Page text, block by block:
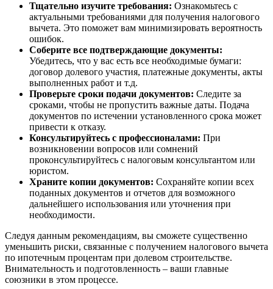
Тщательно изучите требования: Ознакомьтесь с
актуальными требованиями для получения налогового
вычета. Это поможет вам минимизировать вероятность
ошибок.
Соберите все подтверждающие документы:
Убедитесь, что у вас есть все необходимые бумаги:
договор долевого участия, платежные документы, акты
выполненных работ и т.д.
Проверьте сроки подачи документов: Следите за
сроками, чтобы не пропустить важные даты. Подача
документов по истечении установленного срока может
привести к отказу.
Консультируйтесь с профессионалами: При
возникновении вопросов или сомнений
проконсультируйтесь с налоговым консультантом или
юристом.
Храните копии документов: Сохраняйте копии всех
поданных документов и отчетов для возможного
дальнейшего использования или уточнения при
необходимости.
Следуя данным рекомендациям, вы сможете существенно
уменьшить риски, связанные с получением налогового вычета
по ипотечным процентам при долевом строительстве.
Внимательность и подготовленность – ваши главные
союзники в этом процессе.